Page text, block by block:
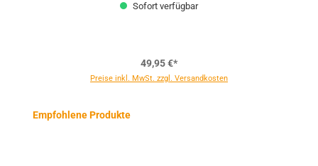
Sofort verfügbar
49,95 €*
Preise inkl. MwSt. zzgl. Versandkosten
Produktgalerie überspringen
Empfohlene Produkte